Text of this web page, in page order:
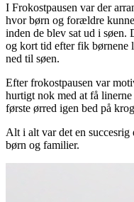
I Frokostpausen var der
hvor børn og forældre
inden de blev sat ud i søen.
og kort tid efter fik børnene
ned til søen.
Efter frokostpausen var
hurtigt nok med at få
første ørred igen bed på
Alt i alt var det en succesrig
børn og familier.